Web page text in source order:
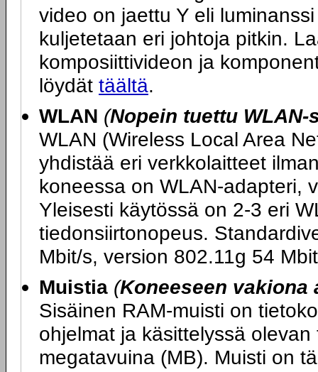
video on jaettu Y eli
kuljetetaan eri johtoja pitkin.
komposiittivideon ja
löydät täältä.
WLAN (Nopein tuettu WLAN-
WLAN (Wireless Local Area
yhdistää eri verkkolaitteet
koneessa on WLAN-adapteri,
Yleisesti käytössä on 2-3 eri
tiedonsiirtonopeus.
Mbit/s, version 802.11g 54
Muistia (Koneeseen vakiona
Sisäinen RAM-muisti on
ohjelmat ja käsittelyssä
megatavuina (MB). Muisti on